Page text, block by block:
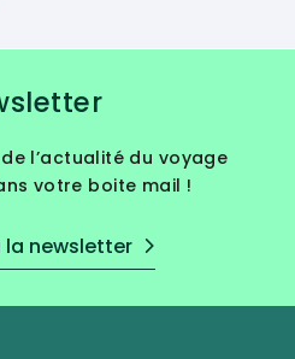
de l’actualité du voyage
votre boite mail !
la newsletter